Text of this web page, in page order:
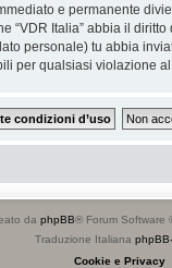
e permanente
Italia” abbia il
personale) tu abbia
per qualsiasi violazione
da phpBB® Forum Software
Traduzione Italiana
Cookie e Privacy